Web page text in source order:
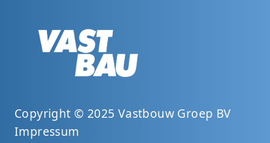
Copyright © 2025 Vastbouw Groep BV
Impressum